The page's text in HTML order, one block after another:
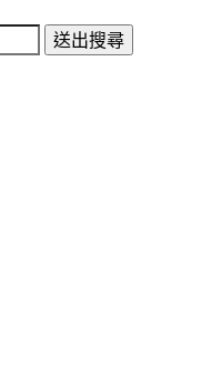
送出搜尋